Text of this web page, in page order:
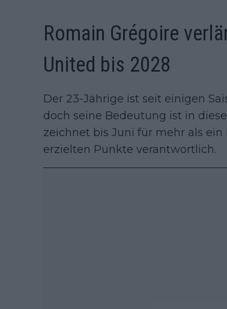
Romain Grégoire
United bis 2028
Der 23-Jährige ist seit einigen
doch seine Bedeutung ist in
zeichnet bis Juni für mehr als
erzielten Punkte verantwortlich.